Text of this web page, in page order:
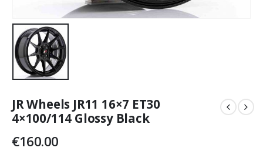
JR Wheels JR11 16×7 ET30
4×100/114 Glossy Black
€160.00